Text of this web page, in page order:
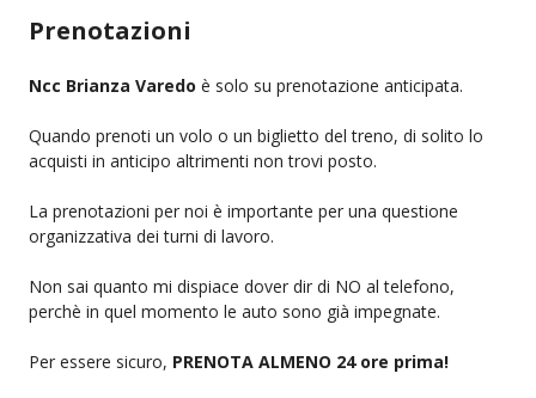
Prenotazioni
Ncc Brianza Varedo è solo su prenotazione anticipata.
Quando prenoti un volo o un biglietto del treno, di solito lo
acquisti in anticipo altrimenti non trovi posto.
La prenotazioni per noi è importante per una questione
organizzativa dei turni di lavoro.
Non sai quanto mi dispiace dover dir di NO al telefono,
perchè in quel momento le auto sono già impegnate.
Per essere sicuro, PRENOTA ALMENO 24 ore prima!